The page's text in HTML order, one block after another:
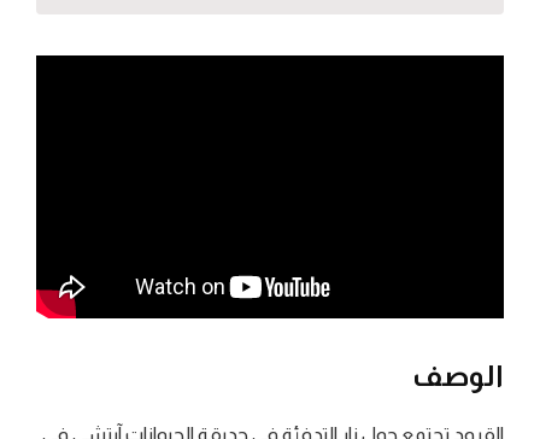
الوصف
القرود تجتمع حول نار التدفئة في حديقة الحيوانات آيتشي في